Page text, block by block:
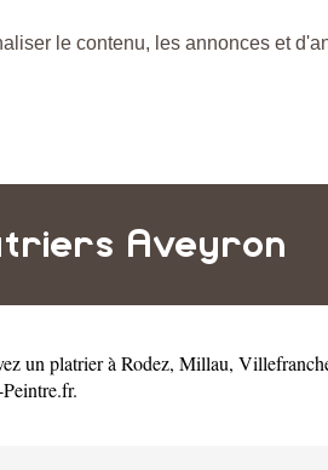
le contenu, les annonces et
Aveyron
un platrier à Rodez, Millau,